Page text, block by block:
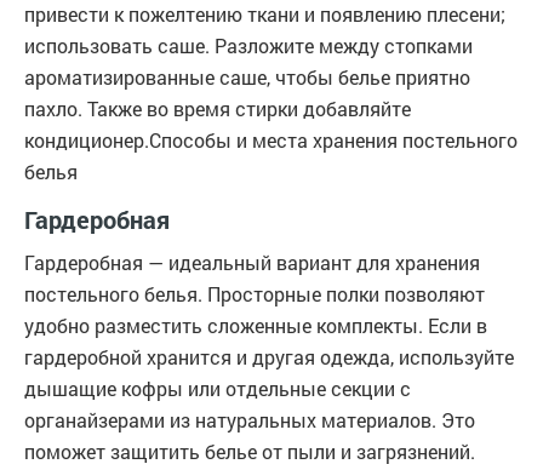
привести к пожелтению ткани и появлению плесени;
использовать саше. Разложите между стопками
ароматизированные саше, чтобы белье приятно
пахло. Также во время стирки добавляйте
кондиционер.Способы и места хранения постельного
белья
Гардеробная
Гардеробная — идеальный вариант для хранения
постельного белья. Просторные полки позволяют
удобно разместить сложенные комплекты. Если в
гардеробной хранится и другая одежда, используйте
дышащие кофры или отдельные секции с
органайзерами из натуральных материалов. Это
поможет защитить белье от пыли и загрязнений.